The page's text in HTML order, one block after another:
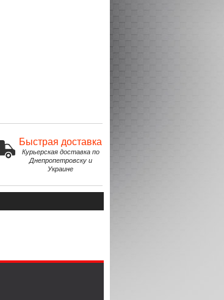
Быстрая доставка
Курьерская доставка по
Днепропетровску и
Украине